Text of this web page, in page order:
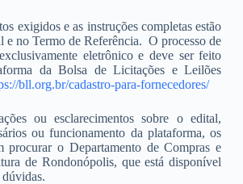
exigidos e as instruções completas estão
e no Termo de Referência. O processo de
eletrônico e deve ser feito
da Bolsa de Licitações e Leilões
bll.org.br/cadastro-para-fornecedores/
ou esclarecimentos sobre o edital,
ou funcionamento da plataforma, os
procurar o Departamento de Compras e
de Rondonópolis, que está disponível